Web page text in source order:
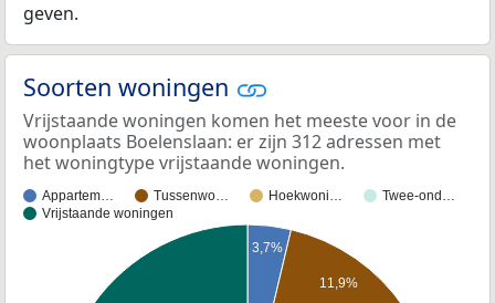
geven.
Soorten woningen
Vrijstaande woningen komen het meeste voor in de
woonplaats Boelenslaan: er zijn 312 adressen met
het woningtype vrijstaande woningen.
Appartem… Tussenwo… Hoekwoni…
Twee-ond…
Vrijstaande woningen
3,7%
11,9%